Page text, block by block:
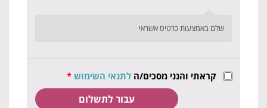
שלם באמצעות כרטיס אשראי
קראתי והנני מסכים/ה לתנאי השימוש *